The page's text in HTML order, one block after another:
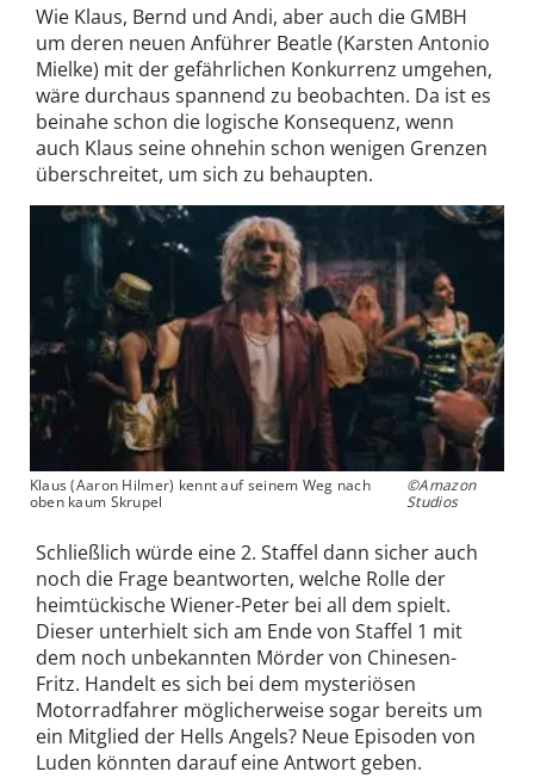
Wie Klaus, Bernd und Andi, aber auch die GMBH
um deren neuen Anführer Beatle (Karsten Antonio
Mielke) mit der gefährlichen Konkurrenz umgehen,
wäre durchaus spannend zu beobachten. Da ist es
beinahe schon die logische Konsequenz, wenn
auch Klaus seine ohnehin schon wenigen Grenzen
überschreitet, um sich zu behaupten.
Klaus (Aaron Hilmer) kennt auf seinem Weg nach
oben kaum Skrupel
©Amazon
Studios
Schließlich würde eine 2. Staffel dann sicher auch
noch die Frage beantworten, welche Rolle der
heimtückische Wiener-Peter bei all dem spielt.
Dieser unterhielt sich am Ende von Staffel 1 mit
dem noch unbekannten Mörder von Chinesen-
Fritz. Handelt es sich bei dem mysteriösen
Motorradfahrer möglicherweise sogar bereits um
ein Mitglied der Hells Angels? Neue Episoden von
Luden könnten darauf eine Antwort geben.